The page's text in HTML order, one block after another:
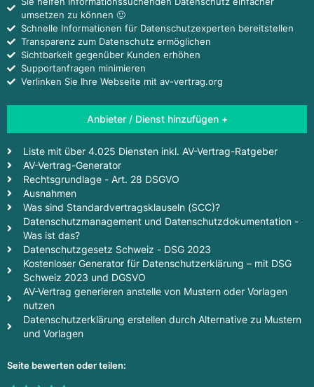
umsetzen zu können 🙂
Schnelle Informationen für Datenschutzexperten bereitstellen
Transparenz zum Datenschutz ermöglichen
Sichtbarkeit gegenüber Kunden erhöhen
Supportanfragen minimieren
Verlinken Sie Ihre Webseite mit av-vertrag.org
Anbieter / Dienst hinzufügen +
Liste mit über 4.025 Diensten inkl. AV-Vertrag-Ratgeber
AV-Vertrag-Generator
Rechtsgrundlage - Art. 28 DSGVO
Ausnahmen
Was sind Standardvertragsklauseln (SCC)?
Datenschutzmanagement und Datenschutzdokumentation -
Was ist das?
Datenschutzgesetz Schweiz - DSG 2023
Kostenloser Generator für Datenschutzerklärung – mit DSG
Schweiz 2023 und DGSVO
AV-Vertrag generieren anstelle von Mustern oder Vorlagen
nutzen
Datenschutzerklärung erstellen durch Alternative zu Mustern
und Vorlagen
Seite bewerten oder teilen: